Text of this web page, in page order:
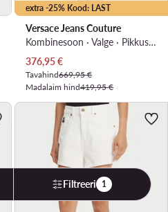
extra -25% Kood: LAST
Versace Jeans Couture
Kombinesoon · Valge · Pikkus 7/8
Praegune hind
376,95€
Tavahind669,95 €
Madalaim hind419,95 €
Filtreeri 1